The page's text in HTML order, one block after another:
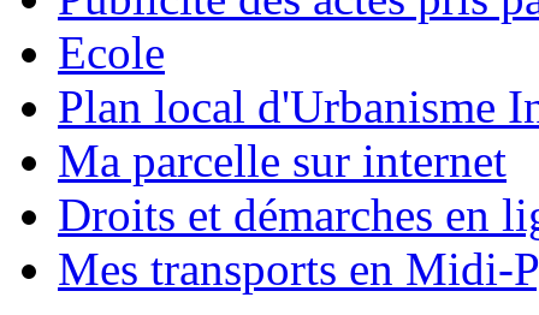
Ecole
Plan local d'Urbanisme
Ma parcelle sur internet
Droits et démarches en
Mes transports en Midi-